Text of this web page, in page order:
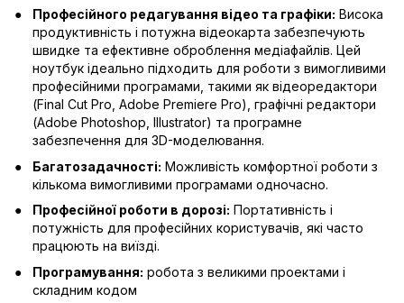
Професійного редагування відео та графіки: Висока
продуктивність і потужна відеокарта забезпечують
швидке та ефективне оброблення медіафайлів. Цей
ноутбук ідеально підходить для роботи з вимогливими
професійними програмами, такими як відеоредактори
(Final Cut Pro, Adobe Premiere Pro), графічні редактори
(Adobe Photoshop, Illustrator) та програмне
забезпечення для 3D-моделювання.
Багатозадачності: Можливість комфортної роботи з
кількома вимогливими програмами одночасно.
Професійної роботи в дорозі: Портативність і
потужність для професійних користувачів, які часто
працюють на виїзді.
Програмування: робота з великими проектами і
складним кодом